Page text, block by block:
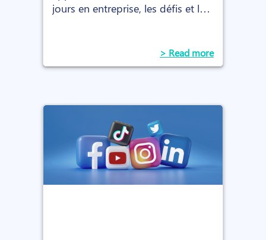
jours en entreprise, les défis et les
> Read more